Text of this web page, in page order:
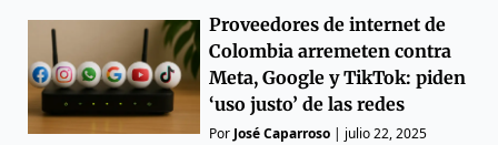
Proveedores de internet de
Colombia arremeten contra
Meta, Google y TikTok: piden
‘uso justo’ de las redes
Por José Caparroso | julio 22, 2025